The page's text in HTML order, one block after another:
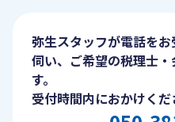
弥生スタッフが電話を
伺い、ご希望の税理士
す。
受付時間内におかけくだ